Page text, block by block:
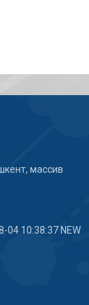
массив
04 10:38:37 NEW